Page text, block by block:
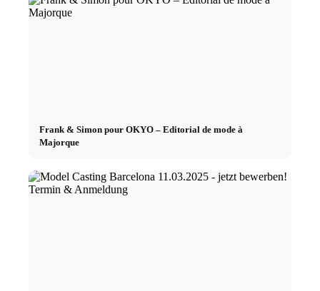
x TikTok
x YouTube
Frank & Simon pour OKYO – Editorial de mode à
Majorque